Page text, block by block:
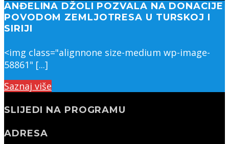
ANĐELINA DŽOLI POZVALA NA DONACIJE
POVODOM ZEMLJOTRESA U TURSKOJ I
SIRIJI
<img class="alignnone size-medium wp-image-
58861" [...]
Saznaj više
SLIJEDI NA PROGRAMU
ADRESA